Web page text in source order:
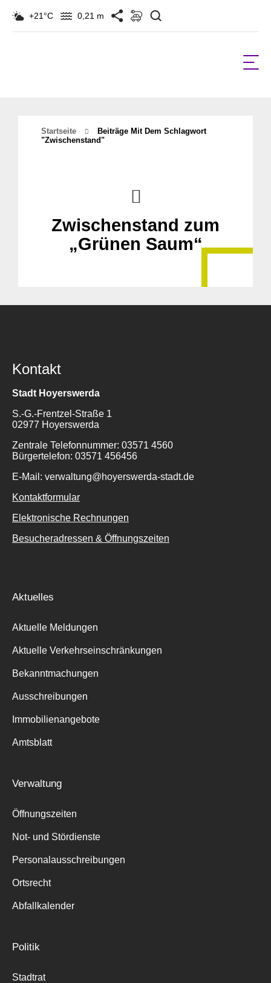
+21°C 0,21 m
Suche
Startseite
Beiträge Mit Dem Schlagwort
"zwischenstand"
Zwischenstand zum
„Grünen Saum“
Kontakt
Stadt Hoyerswerda
S.-G.-Frentzel-Straße 1
02977 Hoyerswerda
Zentrale Telefonnummer: 03571 4560
Bürgertelefon: 03571 456456
E-Mail: verwaltung@hoyerswerda-stadt.de
Kontaktformular
Elektronische Rechnungen
Besucheradressen & Öffnungszeiten
Aktuelles
Aktuelle Meldungen
Aktuelle Verkehrseinschränkungen
Bekanntmachungen
Ausschreibungen
Immobilienangebote
Amtsblatt
Verwaltung
Öffnungszeiten
Not- und Stördienste
Personalausschreibungen
Ortsrecht
Abfallkalender
Politik
Stadtrat